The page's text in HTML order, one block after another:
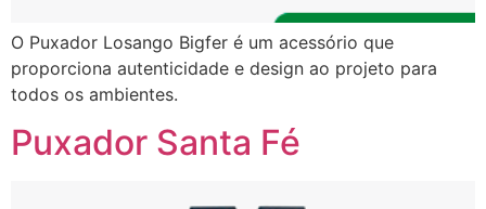
O Puxador Losango Bigfer é um acessório que
proporciona autenticidade e design ao projeto para
todos os ambientes.
Puxador Santa Fé